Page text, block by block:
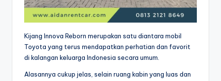
Kijang Innova Reborn merupakan satu diantara mobil
Toyota yang terus mendapatkan perhatian dan favorit
di kalangan keluarga Indonesia secara umum.
Alasannya cukup jelas, selain ruang kabin yang luas dan